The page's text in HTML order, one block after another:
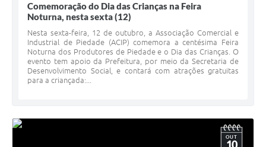
Comemoração do Dia das Crianças na Feira
Noturna, nesta sexta (12)
Nesta sexta-feira, 12 de outubro, a Associação Comercial e
Industrial de Piedade (ACIP) comemora a centésima Feira
Noturna dos Produtores de Piedade e o Dia das Crianças. O
evento tem apoio da Prefeitura, por meio da Secretaria de
Desenvolvimento Social, e contará com atrações gratuitas
para a criançada:...
OUT